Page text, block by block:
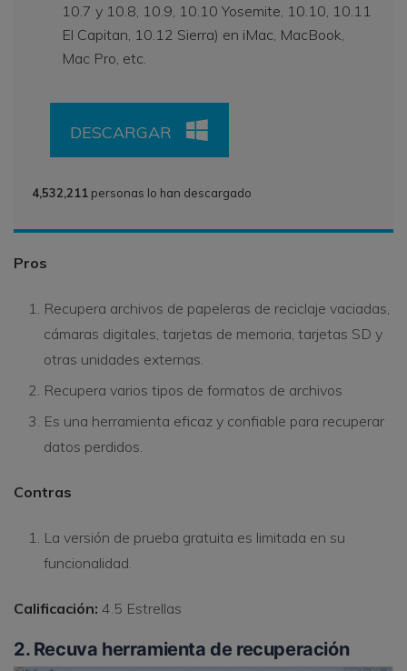
10.7 y 10.8, 10.9, 10.10 Yosemite, 10.10, 10.11
El Capitan, 10.12 Sierra) en iMac, MacBook,
Mac Pro, etc.
DESCARGAR
4,532,211 personas lo han descargado
Pros
Recupera archivos de papeleras de reciclaje vaciadas,
cámaras digitales, tarjetas de memoria, tarjetas SD y
otras unidades externas.
Recupera varios tipos de formatos de archivos
Es una herramienta eficaz y confiable para recuperar
datos perdidos.
Contras
La versión de prueba gratuita es limitada en su
funcionalidad.
Calificación: 4.5 Estrellas
2. Recuva herramienta de recuperación